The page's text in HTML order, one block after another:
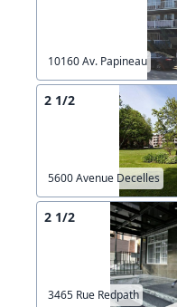
10160 Av. Papineau
2 1/2
5600 Avenue Decelles
2 1/2
3465 Rue Redpath